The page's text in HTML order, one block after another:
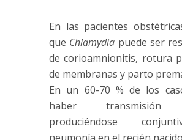
En las pacientes
que Chlamydia puede ser
de corioamnionitis, rotura
de membranas y parto
En un 60-70 % de los
haber transmisión
produciéndose